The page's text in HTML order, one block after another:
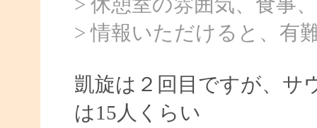
> 情報いただけると、有
凱旋は２回目ですが、サ
は15人くらい